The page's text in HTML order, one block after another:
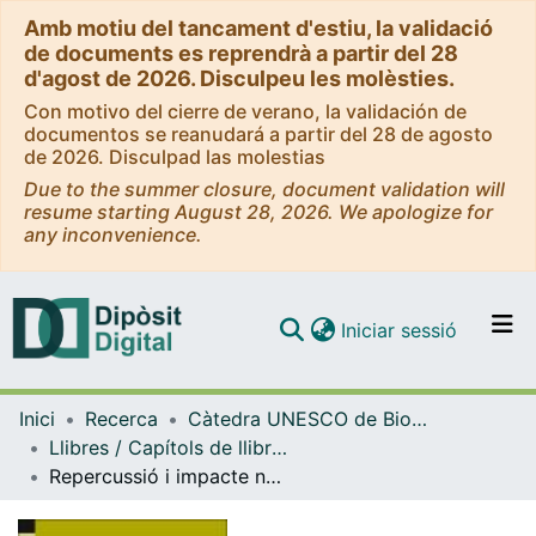
Amb motiu del tancament d'estiu, la validació
de documents es reprendrà a partir del 28
d'agost de 2026. Disculpeu les molèsties.
Con motivo del cierre de verano, la validación de
documentos se reanudará a partir del 28 de agosto
de 2026. Disculpad las molestias
Due to the summer closure, document validation will
resume starting August 28, 2026. We apologize for
any inconvenience.
Navega per tot el DD
Iniciar sessió (current)
Inici Recerca
Càtedra UNESCO de Bioètica de la UB - Bioètica Dret i Societat
Llibres / Capítols de llibre (Càtedra UNESCO de Bioètica UB)
Repercussió i impacte normatiu dels documents de l'Observatori de Bioètica i Dret sobre les voluntats anticipades i sobre l'eutanàsia